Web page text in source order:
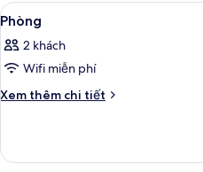
Xem
tất
cả
ảnh
Phòng
6
Phòng
2 khách
Wifi miễn phí
Xem thêm chi tiết
Chi
Phòng